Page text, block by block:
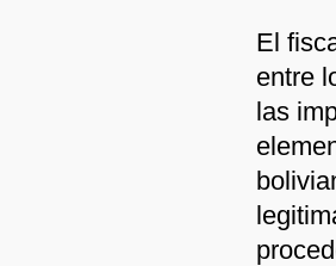
El
entre
las